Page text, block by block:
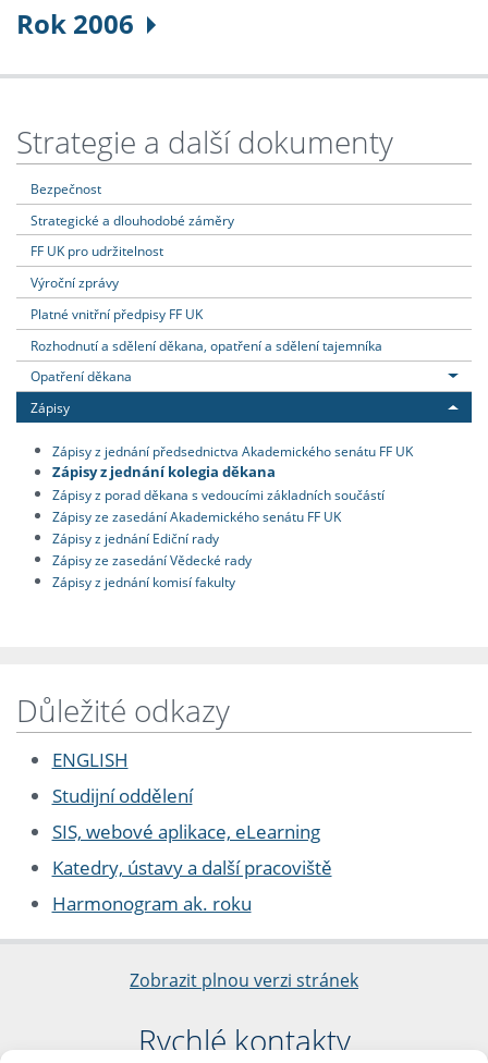
Rok 2006
Strategie a další dokumenty
Bezpečnost
Strategické a dlouhodobé záměry
FF UK pro udržitelnost
Výroční zprávy
Platné vnitřní předpisy FF UK
Rozhodnutí a sdělení děkana, opatření a sdělení tajemníka
Opatření děkana
Zápisy
Zápisy z jednání předsednictva Akademického senátu FF UK
Zápisy z jednání kolegia děkana
Zápisy z porad děkana s vedoucími základních součástí
Zápisy ze zasedání Akademického senátu FF UK
Zápisy z jednání Ediční rady
Zápisy ze zasedání Vědecké rady
Zápisy z jednání komisí fakulty
Důležité odkazy
ENGLISH
Studijní oddělení
SIS, webové aplikace, eLearning
Katedry, ústavy a další pracoviště
Harmonogram ak. roku
Zobrazit plnou verzi stránek
Rychlé kontakty